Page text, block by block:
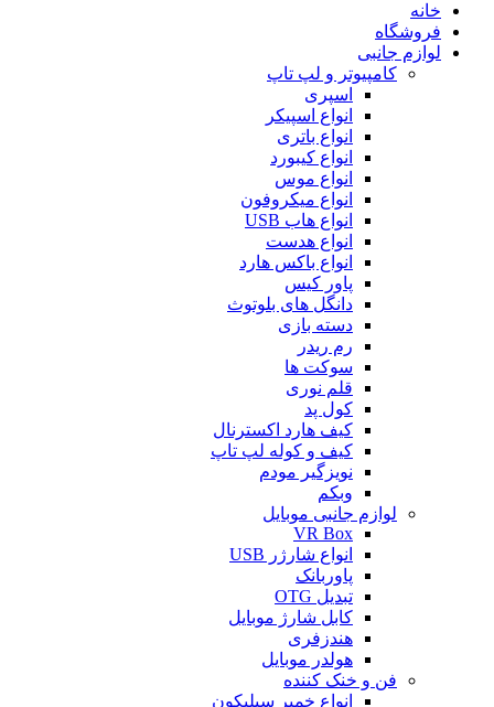
خانه
فروشگاه
لوازم جانبی
کامپیوتر و لپ تاپ
اسپری
انواع اسپیکر
انواع باتری
انواع کیبورد
انواع موس
انواع میکروفون
انواع هاب USB
انواع هدست
انواع باکس هارد
پاور کیس
دانگل های بلوتوث
دسته بازی
رم ریدر
سوکت ها
قلم نوری
کول پد
کیف هارد اکسترنال
کیف و کوله لپ تاپ
نویزگیر مودم
وبکم
لوازم جانبی موبایل
VR Box
انواع شارژر USB
پاوربانک
تبدیل OTG
کابل شارژ موبایل
هندزفری
هولدر موبایل
فن و خنک کننده
انواع خمیر سیلیکون